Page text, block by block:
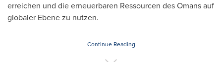
erreichen und die erneuerbaren Ressourcen des Omans auf
globaler Ebene zu nutzen.
Continue Reading